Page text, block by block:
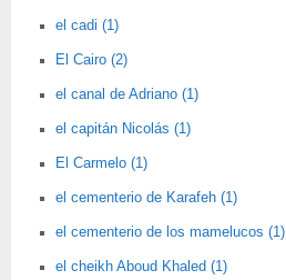
el cadi (1)
El Cairo (2)
el canal de Adriano (1)
el capitán Nicolás (1)
El Carmelo (1)
el cementerio de Karafeh (1)
el cementerio de los mamelucos (1)
el cheikh Aboud Khaled (1)